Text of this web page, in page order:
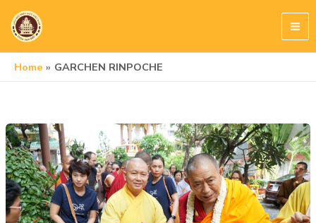
content
Home
GARCHEN RINPOCHE